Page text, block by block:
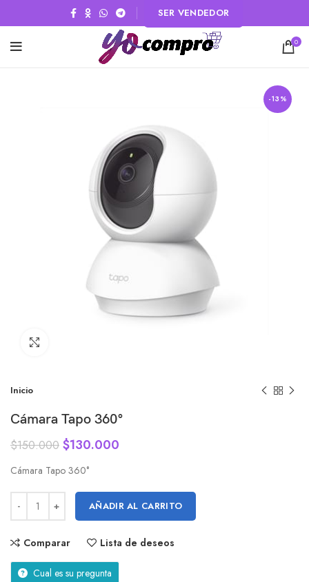
SER VENDEDOR
0
-13%
Inicio
Cámara Tapo 360°
$150.000 $130.000
Cámara Tapo 360°
AÑADIR AL CARRITO
Comparar Lista de deseos
Cual es su pregunta